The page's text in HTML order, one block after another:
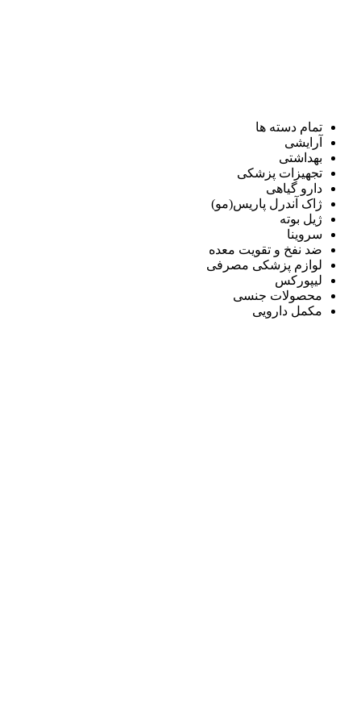
تمام دسته ها
آرایشی
بهداشتی
تجهیزات پزشکی
دارو گیاهی
ژاک آندرل پاریس(مو)
ژیل بوته
سروینا
ضد نفخ و تقویت معده
لوازم پزشکی مصرفی
لیپورکس
محصولات جنسی
مکمل دارویی